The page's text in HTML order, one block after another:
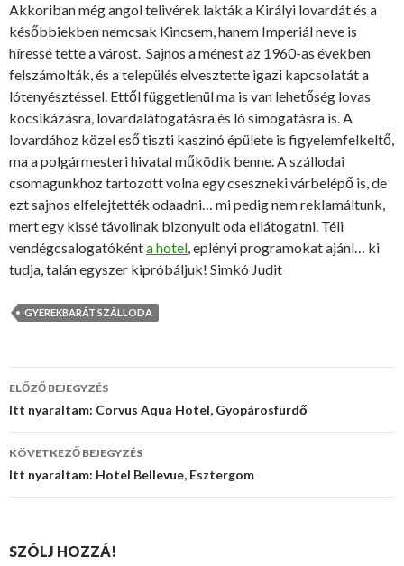
Akkoriban még angol telivérek lakták a Királyi lovardát és a
későbbiekben nemcsak Kincsem, hanem Imperiál neve is
híressé tette a várost. Sajnos a ménest az 1960-as években
felszámolták, és a település elvesztette igazi kapcsolatát a
lótenyésztéssel. Ettől függetlenül ma is van lehetőség lovas
kocsikázásra, lovardalátogatásra és ló simogatásra is. A
lovardához közel eső tiszti kaszinó épülete is figyelemfelkeltő,
ma a polgármesteri hivatal működik benne. A szállodai
csomagunkhoz tartozott volna egy cseszneki várbelépő is, de
ezt sajnos elfelejtették odaadni… mi pedig nem reklamáltunk,
mert egy kissé távolinak bizonyult oda ellátogatni. Téli
vendégcsalogatókénta hotel, eplényi programokat ajánl… ki
tudja, talán egyszer kipróbáljuk! Simkó Judit
GYEREKBARÁT SZÁLLODA
Bejegyzés
navigáció
ELŐZŐ BEJEGYZÉS
Itt nyaraltam: Corvus Aqua Hotel, Gyopárosfürdő
KÖVETKEZŐ BEJEGYZÉS
Itt nyaraltam: Hotel Bellevue, Esztergom
SZÓLJ HOZZÁ!